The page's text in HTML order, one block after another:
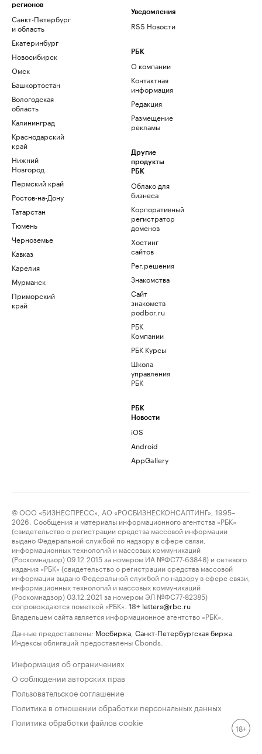
регионов
Санкт-Петербург
и область
Екатеринбург
Новосибирск
Омск
Башкортостан
Вологодская
область
Калининград
Краснодарский
край
Нижний
Новгород
Пермский край
Ростов-на-Дону
Татарстан
Тюмень
Черноземье
Кавказ
Карелия
Мурманск
Приморский
край
Уведомления
RSS Новости
РБК
О компании
Контактная
информация
Редакция
Размещение
рекламы
Другие
продукты
РБК
Облако для
бизнеса
Корпоративный
регистратор
доменов
Хостинг
сайтов
Рег.решения
Знакомства
Сайт
знакомств
podbor.ru
РБК
Компании
РБК Курсы
Школа
управления
РБК
РБК
Новости
iOS
Android
AppGallery
© ООО «БИЗНЕСПРЕСС», АО «РОСБИЗНЕСКОНСАЛТИНГ», 1995–
2026. Сообщения и материалы информационного агентства «РБК»
(свидетельство о регистрации средства массовой информации
выдано Федеральной службой по надзору в сфере связи,
информационных технологий и массовых коммуникаций
(Роскомнадзор) 09.12.2015 за номером ИА №ФС77-63848) и сетевого
издания «РБК» (свидетельство о регистрации средства массовой
информации выдано Федеральной службой по надзору в сфере связи,
информационных технологий и массовых коммуникаций
(Роскомнадзор) 03.12.2021 за номером ЭЛ №ФС77-82385)
сопровождаются пометкой «РБК».
18+ letters@rbc.ru
Владельцем сайта является информационное агентство «РБК».
Данные предоставлены: Мосбиржа Санкт-Петербургская биржа
Индексы облигаций предоставлены Cbonds.
Информация об ограничениях
О соблюдении авторских прав
Пользовательское соглашение
Политика в отношении обработки персональных данных
Политика обработки файлов cookie
18+